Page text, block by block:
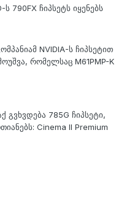
790FX ჩიპსეტს იყენებს
NVIDIA-ს ჩიპსეტით
რომელსაც M61PMP-K
გვხვდება 785G ჩიპსეტი,
Cinema II Premium